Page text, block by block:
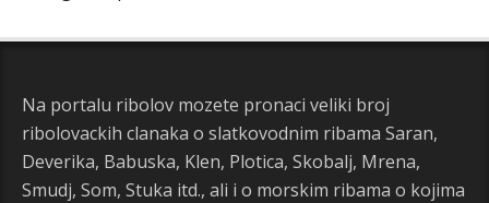
Na portalu ribolov mozete pronaci veliki broj
ribolovackih clanaka o slatkovodnim ribama Saran,
Deverika, Babuska, Klen, Plotica, Skobalj, Mrena,
Smudj, Som, Stuka itd., ali i o morskim ribama o kojima